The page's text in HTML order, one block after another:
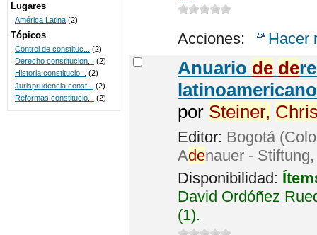
Acciones: Hacer
Anuario de de
por Steiner,
Editor: Bogotá
Adenauer -
Disponibilidad:
David Ordóñez
(1).
Lugares
América Latina (2)
Tópicos
Control de constituc...
(2)
Derecho constitucion...
(2)
Historia constitucio... (2)
Jurisprudencia const...
(2)
Reformas constitucio...
(2)